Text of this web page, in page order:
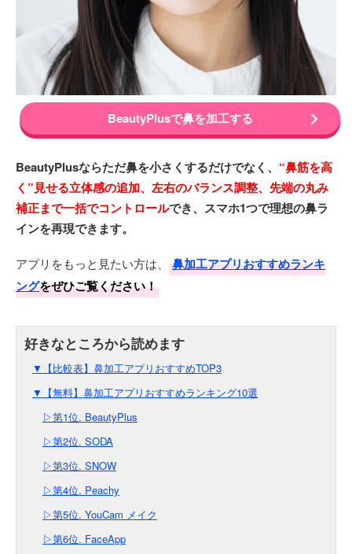
BeautyPlusで鼻を加工する
BeautyPlusならただ鼻を小さくするだけでなく、 “鼻筋を高
く”見せる立体感の追加、左右のバランス調整、先端の丸み
補正まで一括でコントロールでき、スマホ1つで理想の鼻ラ
インを再現できます。
アプリをもっと見たい方は、
鼻加工アプリおすすめランキ
ングをぜひご覧ください！
▼【比較表】鼻加工アプリおすすめTOP3
▼【無料】鼻加工アプリおすすめランキング10選
▷第1位. BeautyPlus
▷第2位. SODA
▷第3位. SNOW
▷第4位. Peachy
▷第5位. YouCam メイク
▷第6位. FaceApp